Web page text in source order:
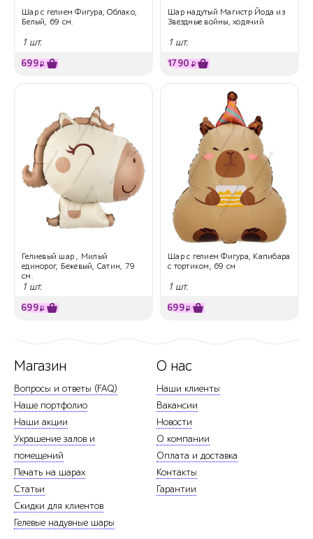
Шар с гелием Фигура, Облако,
Белый, 69 см.
1 шт.
699₽
Шар надутый Магистр Йода из
Звездные войны, ходячий
1 шт.
1790 ₽
Гелиевый шар , Милый
единорог, Бежевый, Сатин, 79
см.
1 шт.
699₽
Шар с гелием Фигура, Капибара
с тортиком, 69 см
1 шт.
699₽
Магазин
Вопросы и ответы (FAQ)
Наше портфолио
Наши акции
Украшение залов и
помещений
Печать на шарах
Статьи
Скидки для клиентов
Гелевые надувные шары
О нас
Наши клиенты
Вакансии
Новости
О компании
Оплата и доставка
Контакты
Гарантии